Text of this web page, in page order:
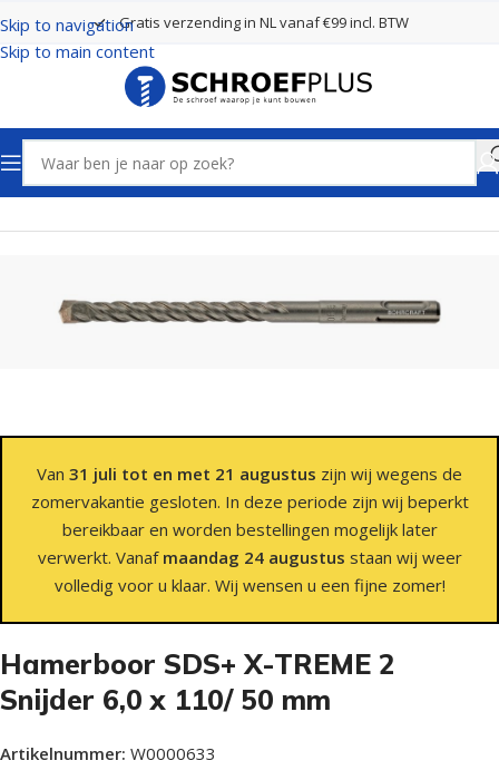
Skip to navigation
Skip to main content
Gratis verzending in NL vanaf €99 incl. BTW
Home Boren SDS Plus Boren 2 Snijders
Van 31 juli tot en met 21 augustus zijn wij wegens de
zomervakantie gesloten. In deze periode zijn wij beperkt
bereikbaar en worden bestellingen mogelijk later
verwerkt. Vanaf maandag 24 augustus staan wij weer
volledig voor u klaar. Wij wensen u een fijne zomer!
Hamerboor SDS+ X-TREME 2
Snijder 6,0 x 110/ 50 mm
Artikelnummer: W0000633